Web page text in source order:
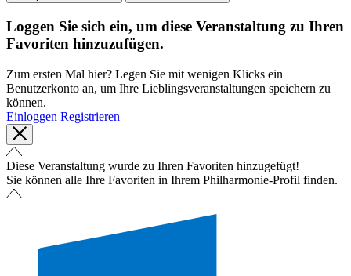
Loggen Sie sich ein, um diese Veranstaltung zu Ihren
Favoriten hinzuzufügen.
Zum ersten Mal hier? Legen Sie mit wenigen Klicks ein
Benutzerkonto an, um Ihre Lieblingsveranstaltungen speichern zu
können.
Einloggen Registrieren
Diese Veranstaltung wurde zu Ihren Favoriten hinzugefügt!
Sie können alle Ihre Favoriten in Ihrem Philharmonie-Profil finden.